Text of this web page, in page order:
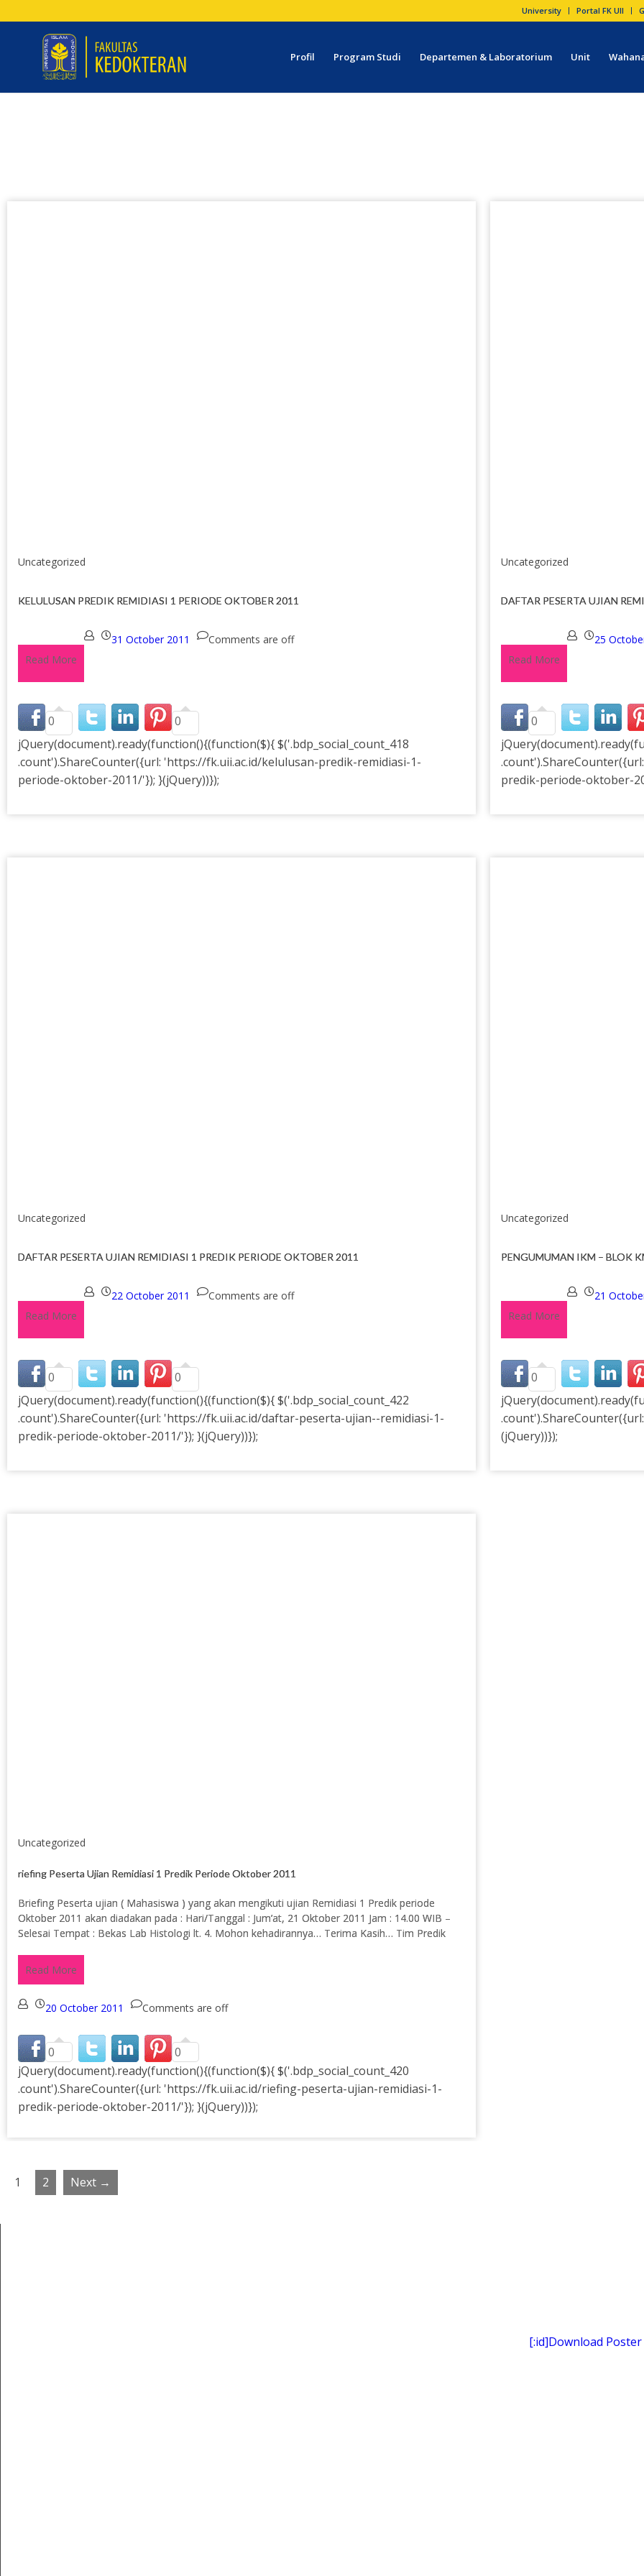
University Portal FK UII
Profil Program Studi Departemen & Laboratorium Unit
Uncategorized
KELULUSAN PREDIK REMIDIASI 1 PERIODE OKTOBER 2011
Read More
31 October 2011 Comments are off
0 0
Uncategorized
DAFTAR PESERTA UJIAN
Read More
25
0
Uncategorized
DAFTAR PESERTA UJIAN REMIDIASI 1 PREDIK PERIODE OKTOBER 2011
Read More
22 October 2011 Comments are off
0 0
Uncategorized
PENGUMUMAN IKM – BLOK
Read More
21
0
Uncategorized
riefing Peserta Ujian Remidiasi 1 Predik Periode Oktober 2011
Briefing Peserta ujian ( Mahasiswa ) yang akan mengikuti ujian Remidiasi 1 Predik periode
Oktober 2011 akan diadakan pada : Hari/Tanggal : Jum’at, 21 Oktober 2011 Jam : 14.00 WIB –
Selesai Tempat : Bekas Lab Histologi lt. 4. Mohon kehadirannya… Terima Kasih… Tim Predik
Read More
20 October 2011 Comments are off
0 0
1 2 Next →
[:id]Download